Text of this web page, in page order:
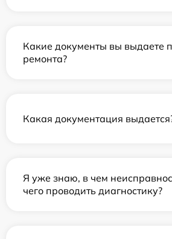
Какие документы вы выдаете
ремонта?
Какая документация
Я уже знаю, в чем
чего проводить диагностику?